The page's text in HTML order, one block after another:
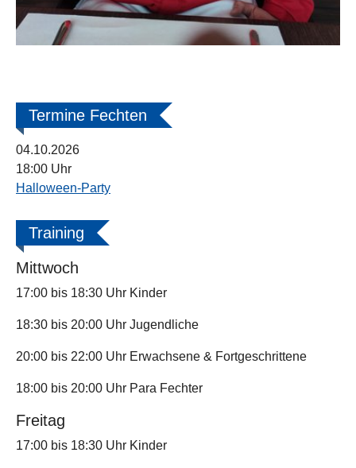
Termine Fechten
04.10.2026
18:00 Uhr
Halloween-Party
Training
Mittwoch
17:00 bis 18:30 Uhr Kinder
18:30 bis 20:00 Uhr Jugendliche
20:00 bis 22:00 Uhr Erwachsene & Fortgeschrittene
18:00 bis 20:00 Uhr Para Fechter
Freitag
17:00 bis 18:30 Uhr Kinder